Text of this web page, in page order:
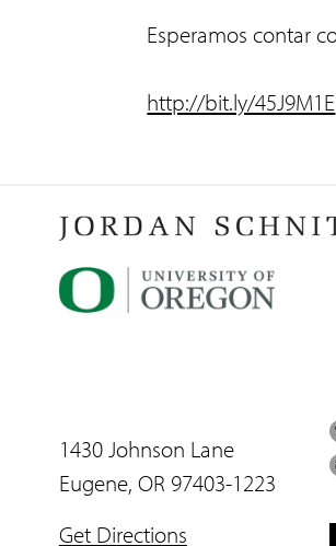
Esperamos contar
http://bit.ly/45J9M1E
1430 Johnson Lane
Eugene, OR 97403-1223
Get Directions